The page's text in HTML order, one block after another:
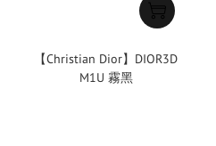
【Christian Dior】DIOR3D
M1U 霧黑